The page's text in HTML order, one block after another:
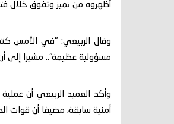
أظهروه من تميز وتفوق خلال
وقال الربيعي: "في الأمس
مسؤولية عظيمة".. مشيرا إلى أن
وأكد العميد الربيعي أن
أمنية سابقة، مضيفا أن قوات